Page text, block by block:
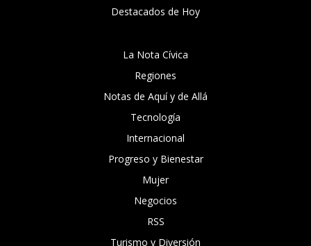
Destacados de Hoy
La Nota Cívica
Regiones
Notas de Aquí y de Allá
Tecnología
Internacional
Progreso y Bienestar
Mujer
Negocios
RSS
Turismo y Diversión